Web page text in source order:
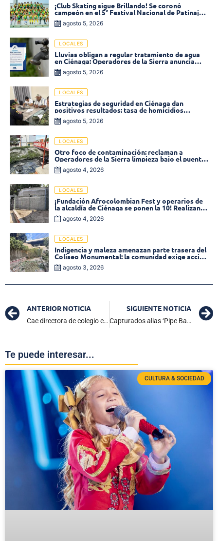
¡Club Skating sigue Brillando! Se coronó
campeón en el 5° Festival Nacional de Patinaje
«Soledad sobre Ruedas»
agosto 5, 2026
LOCALES
Lluvias obligan a regular tratamiento de agua
en Ciénaga: Operadores de la Sierra anuncia
baja presión en varios sectores
agosto 5, 2026
LOCALES
Estrategias de seguridad en Ciénaga dan
positivos resultados: tasa de homicidios
disminuyó un 58% en 2026
agosto 5, 2026
LOCALES
Otro foco de contaminación: reclaman a
Operadores de la Sierra limpieza bajo el puente
de la calle 19 con carrera 11
agosto 4, 2026
LOCALES
¡Fundación Afrocolombian Fest y operarios de
la alcaldía de Ciénaga se ponen la 10! Realizan
limpieza de la parte posterior del Coliseo
Monumental
agosto 4, 2026
LOCALES
Indigencia y maleza amenazan parte trasera del
Coliseo Monumental: la comunidad exige acción
inmediata!
agosto 3, 2026
ANTERIOR NOTICIA
Cae directora de colegio en Barranquilla, líder de la banda criminal ‘Los Pepes-Mafiosos’
SIGUIENTE NOTICIA
Capturados alias ‘Pipe Bareta’ y alias ‘Yerlis’: Presuntos sicarios de las Autodefensas Conquistadoras de la Sierra
Te puede interesar...
CULTURA & SOCIEDAD